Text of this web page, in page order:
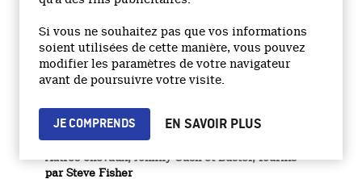
Si vous ne souhaitez pas que vos informations
soient utilisées de cette manière, vous pouvez
modifier les paramètres de votre navigateur
avant de poursuivre votre visite.
JE COMPRENDS EN SAVOIR PLUS
Pauline Foggo
Les archives provinciales d’Alberta
The Museum of the Highwood
Vernie « Peggy » Brown
Animaux de tournage – Millarville
Dunn
Charlie, chien de Fred Whitfield, fourni par la
famille Fisher
Autres chevaux, Johnny Cash et Buster, fournis
par Steve Fisher